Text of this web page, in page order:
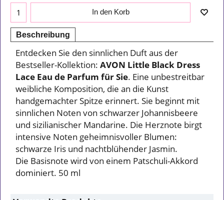
In den Korb
Beschreibung
Entdecken Sie den sinnlichen Duft aus der
Bestseller-Kollektion: AVON Little Black Dress
Lace Eau de Parfum für Sie. Eine unbestreitbar
weibliche Komposition, die an die Kunst
handgemachter Spitze erinnert. Sie beginnt mit
sinnlichen Noten von schwarzer Johannisbeere
und sizilianischer Mandarine. Die Herznote birgt
intensive Noten geheimnisvoller Blumen:
schwarze Iris und nachtblühender Jasmin.
Die Basisnote wird von einem Patschuli-Akkord
dominiert. 50 ml